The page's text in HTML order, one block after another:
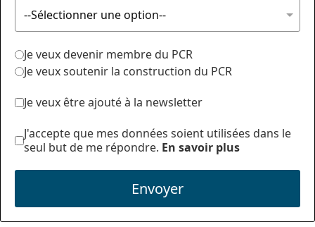
Je veux devenir membre du PCR
Je veux soutenir la construction du PCR
Je veux être ajouté à la newsletter
J'accepte que mes données soient utilisées dans le
seul but de me répondre. En savoir plus
Envoyer